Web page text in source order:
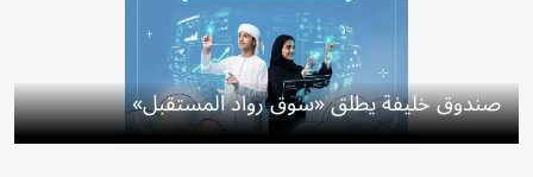
صندوق خليفة يطلق «سوق رواد المستقبل»